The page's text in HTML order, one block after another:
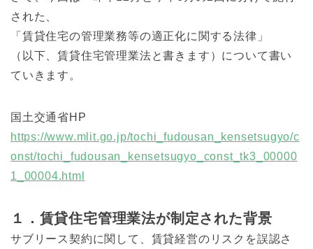
された、
「賃貸住宅の管理業務等の適正化に関する法律」
（以下、賃貸住宅管理業法と書きます）について書い
ていきます。
国土交通省HP
https://www.mlit.go.jp/tochi_fudousan_kensetsugyo/c
onst/tochi_fudousan_kensetsugyo_const_tk3_00000
1_00004.html
１．賃貸住宅管理業法が制定された背景
サブリース契約に関して、賃貸経営のリスクを誤認さ